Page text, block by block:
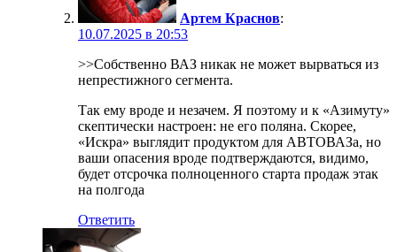
Артем Краснов:
10.07.2025 в 20:53
>>Собственно ВАЗ никак не может вырваться из
непрестижного сегмента.
Так ему вроде и незачем. Я поэтому и к «Азимуту»
скептически настроен: не его поляна. Скорее,
«Искра» выглядит продуктом для АВТОВАЗа, но
ваши опасения вроде подтверждаются, видимо,
будет отсрочка полноценного старта продаж этак
на полгода
Ответить